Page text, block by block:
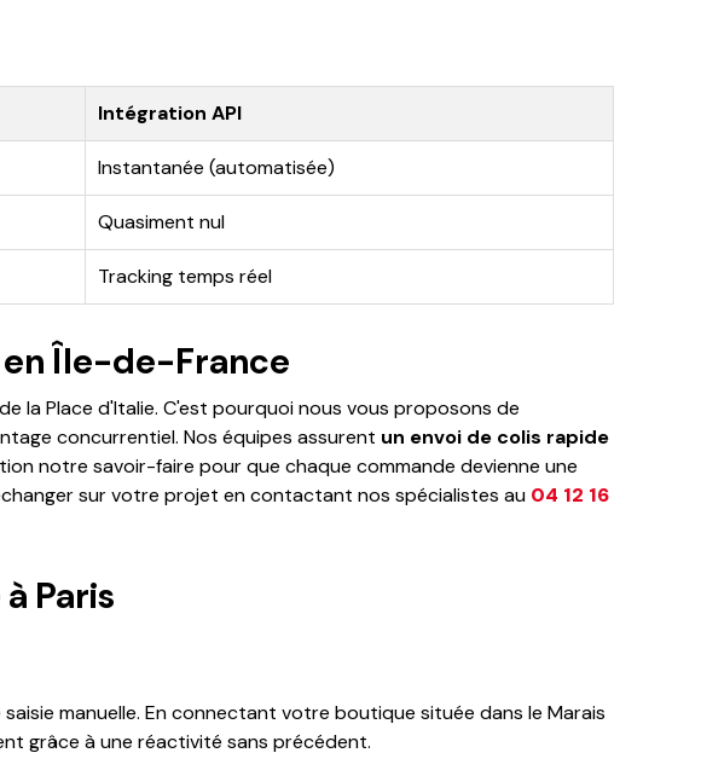
Intégration API
Instantanée (automatisée)
Quasiment nul
Tracking temps réel
Île-de-France
la Place d'Italie. C'est pourquoi nous vous proposons de
concurrentiel. Nos équipes assurent un envoi de colis rapide
notre savoir-faire pour que chaque commande devienne une
sur votre projet en contactant nos spécialistes au 04 12 16
Paris
manuelle. En connectant votre boutique située dans le Marais
grâce à une réactivité sans précédent.